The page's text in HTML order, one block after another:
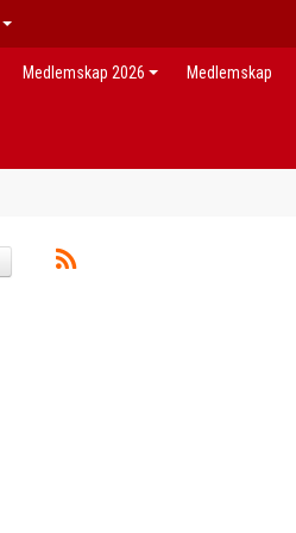
Medlemskap 2026 Medlemskap